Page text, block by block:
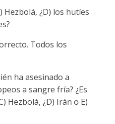
Hezbolá, ¿D) los hutíes
Todos los
ha asesinado a
a sangre fría? ¿Es
Hezbolá, ¿D) Irán o E)